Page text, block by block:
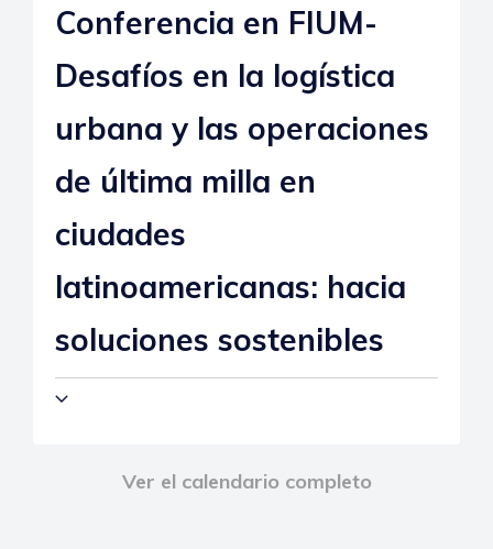
Conferencia en FIUM-
Desafíos en la logística
urbana y las operaciones
de última milla en
ciudades
latinoamericanas: hacia
soluciones sostenibles
Ver el calendario completo